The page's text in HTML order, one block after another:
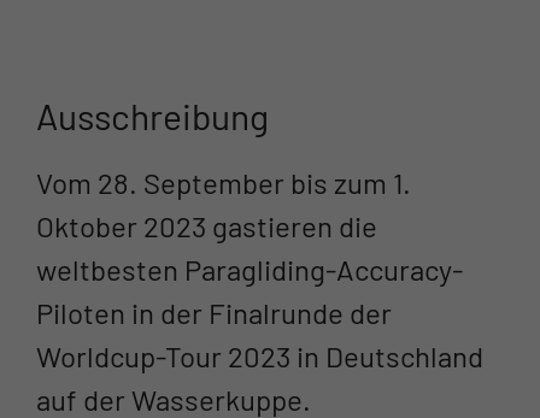
Ausschreibung
Vom 28. September bis zum 1.
Oktober 2023 gastieren die
weltbesten Paragliding-Accuracy-
Piloten in der Finalrunde der
Worldcup-Tour 2023 in Deutschland
auf der Wasserkuppe.